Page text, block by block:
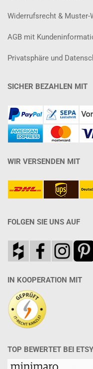
Widerrufsrecht &
AGB mit
Privatsphäre und
SICHER BEZAHLEN MIT
WIR VERSENDEN MIT
FOLGEN SIE UNS AUF
IN KOOPERATION MIT
TOP BEWERTET BEI ETSY